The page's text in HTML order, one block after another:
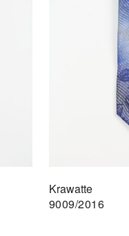
Krawatte
9009/2016